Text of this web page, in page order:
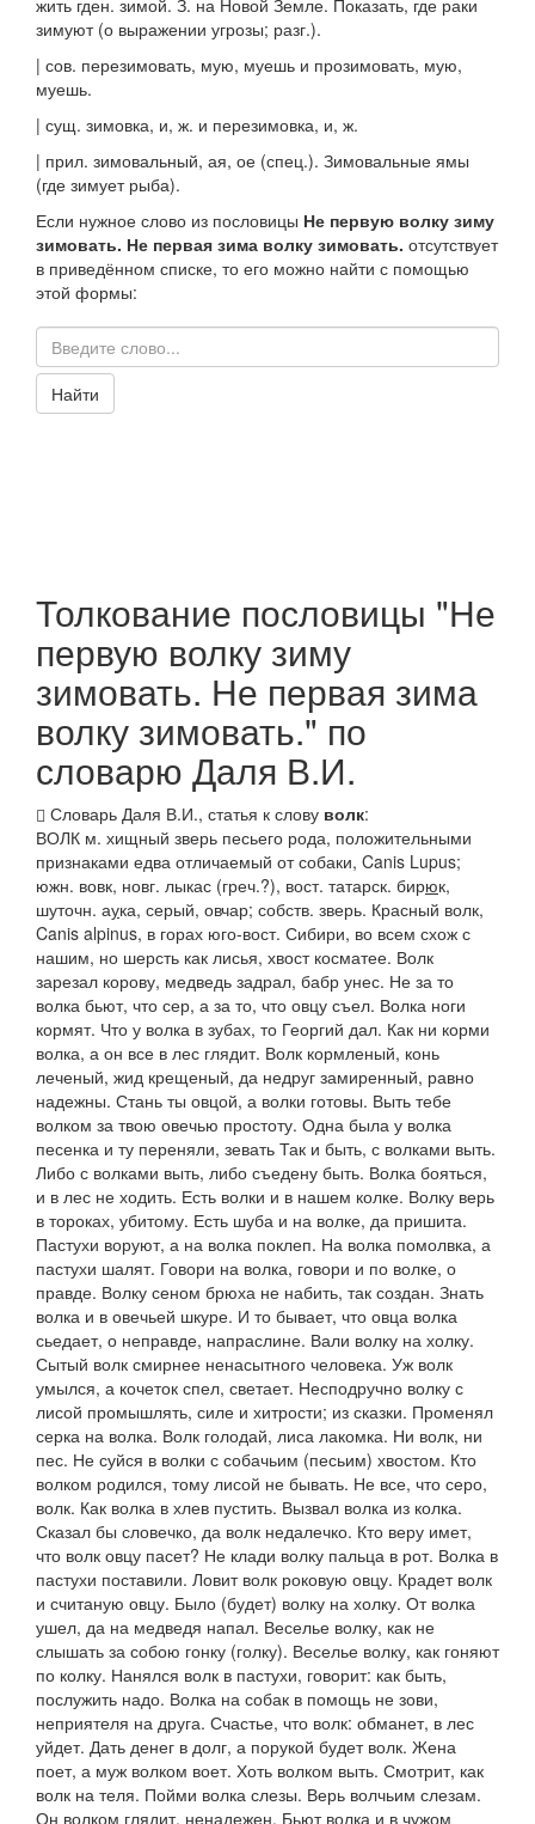
жить гден. зимой. З. на Новой Земле. Показать, где раки
зимуют(о выражении угрозы; разг.).
| сов. перезимовать, мую, муешь и прозимовать, мую,
муешь.
| сущ. зимовка, и, ж. и перезимовка, и, ж.
| прил. зимовальный, ая, ое (спец.). Зимовальные ямы
(где зимует рыба).
Если нужное слово из пословицы Не первую волку зиму
зимовать. Не первая зима волку зимовать. отсутствует
в приведённом списке, то его можно найти с помощью
этой формы:
Найти
Толкование пословицы "Не
первую волку зиму
зимовать. Не первая зима
волку зимовать." по
словарю Даля В.И.
Словарь Даля В.И., статья к слову волк:
ВОЛК м. хищный зверь песьего рода, положительными
признаками едва отличаемый от собаки, Canis Lupus;
южн. вовк, новг. лыкас (греч.?), вост. татарск. бирюк,
шуточн. аука, серый, овчар; собств. зверь. Красный волк,
Canis alpinus, в горах юго-вост. Сибири, во всем схож с
нашим, но шерсть как лисья, хвост косматее. Волк
зарезал корову, медведь задрал, бабр унес. Не за то
волка бьют, что сер, а за то, что овцу съел. Волка ноги
кормят. Что у волка в зубах, то Георгий дал. Как ни корми
волка, а он все в лес глядит. Волк кормленый, конь
леченый, жид крещеный, да недруг замиренный, равно
надежны. Стань ты овцой, а волки готовы. Выть тебе
волком за твою овечью простоту. Одна была у волка
песенка и ту переняли, зевать Так и быть, с волками выть.
Либо с волками выть, либо съедену быть. Волка бояться,
и в лес не ходить. Есть волки и в нашем колке. Волку верь
в тороках, убитому. Есть шуба и на волке, да пришита.
Пастухи воруют, а на волка поклеп. На волка помолвка, а
пастухи шалят. Говори на волка, говори и по волке, о
правде. Волку сеном брюха не набить, так создан. Знать
волка и в овечьей шкуре. И то бывает, что овца волка
сьедает, о неправде, напраслине. Вали волку на холку.
Сытый волк смирнее ненасытного человека. Уж волк
умылся, а кочеток спел, светает. Несподручно волку с
лисой промышлять, силе и хитрости; из сказки. Променял
серка на волка. Волк голодай, лиса лакомка. Ни волк, ни
пес. Не суйся в волки с собачьим (песьим) хвостом. Кто
волком родился, тому лисой не бывать. Не все, что серо,
волк. Как волка в хлев пустить. Вызвал волка из колка.
Сказал бы словечко, да волк недалечко. Кто веру имет,
что волк овцу пасет? Не клади волку пальца в рот. Волка в
пастухи поставили. Ловит волк роковую овцу. Крадет волк
и считаную овцу. Было (будет) волку на холку. От волка
ушел, да на медведя напал. Веселье волку, как не
слышать за собою гонку (голку). Веселье волку, как гоняют
по колку. Нанялся волк в пастухи, говорит: как быть,
послужить надо. Волка на собак в помощь не зови,
неприятеля на друга. Счастье, что волк: обманет, в лес
уйдет. Дать денег в долг, а порукой будет волк. Жена
поет, а муж волком воет. Хоть волком выть. Смотрит, как
волк на теля. Пойми волка слезы. Верь волчьим слезам.
Он волком глядит, ненадежен. Бьют волка и в чужом